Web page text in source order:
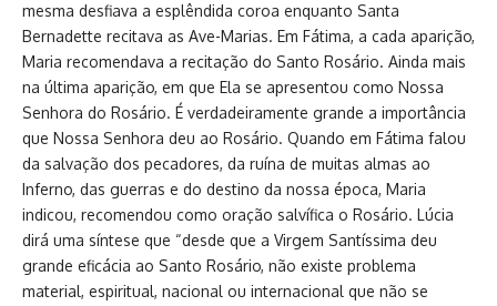
mesma desfiava a esplêndida coroa enquanto Santa
Bernadette recitava as Ave-Marias. Em Fátima, a cada aparição,
Maria recomendava a recitação do Santo Rosário. Ainda mais
na última aparição, em que Ela se apresentou como Nossa
Senhora do Rosário. É verdadeiramente grande a importância
que Nossa Senhora deu ao Rosário. Quando em Fátima falou
da salvação dos pecadores, da ruína de muitas almas ao
Inferno, das guerras e do destino da nossa época, Maria
indicou, recomendou como oração salvífica o Rosário. Lúcia
dirá uma síntese que “desde que a Virgem Santíssima deu
grande eficácia ao Santo Rosário, não existe problema
material, espiritual, nacional ou internacional que não se